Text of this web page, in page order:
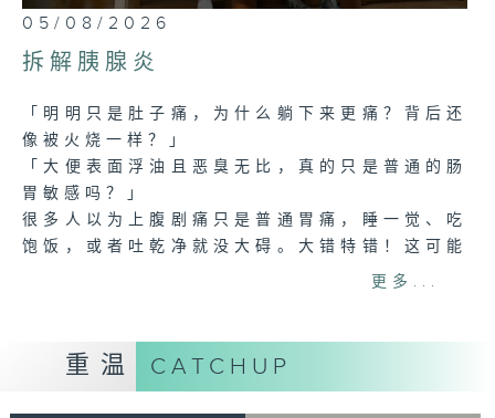
0
seconds
of
24
7
seconds
05/08/2026
拆解胰腺炎
「明明只是肚子痛，为什么躺下来更痛？背后还
像被火烧一样？」
「大便表面浮油且恶臭无比，真的只是普通的肠
胃敏感吗？」
很多人以为上腹剧痛只是普通胃痛，睡一觉、吃
饱饭，或者吐乾净就没大碍。大错特错！这可能
是胰腺组织正被「自我消化」的急性胰腺炎，一
渐纤维化、硬化，导致胰腺功能不可逆损害的一
种疾病。
更多...
重温 CATCHUP